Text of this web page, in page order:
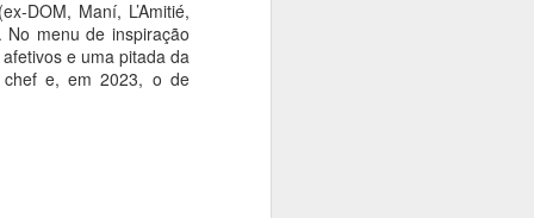
DOM, Maní, L’Amitié,
menu de inspiração
e uma pitada da
chef e, em 2023, o de